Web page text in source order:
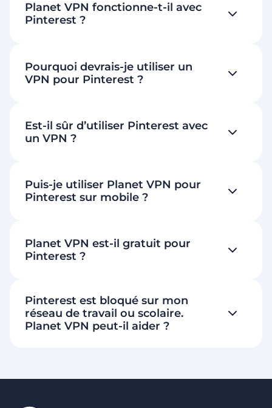
Planet VPN fonctionne-t-il avec
Pinterest ?
Pourquoi devrais-je utiliser un
VPN pour Pinterest ?
Est-il sûr d’utiliser Pinterest avec
un VPN ?
Puis-je utiliser Planet VPN pour
Pinterest sur mobile ?
Planet VPN est-il gratuit pour
Pinterest ?
Pinterest est bloqué sur mon
réseau de travail ou scolaire.
Planet VPN peut-il aider ?